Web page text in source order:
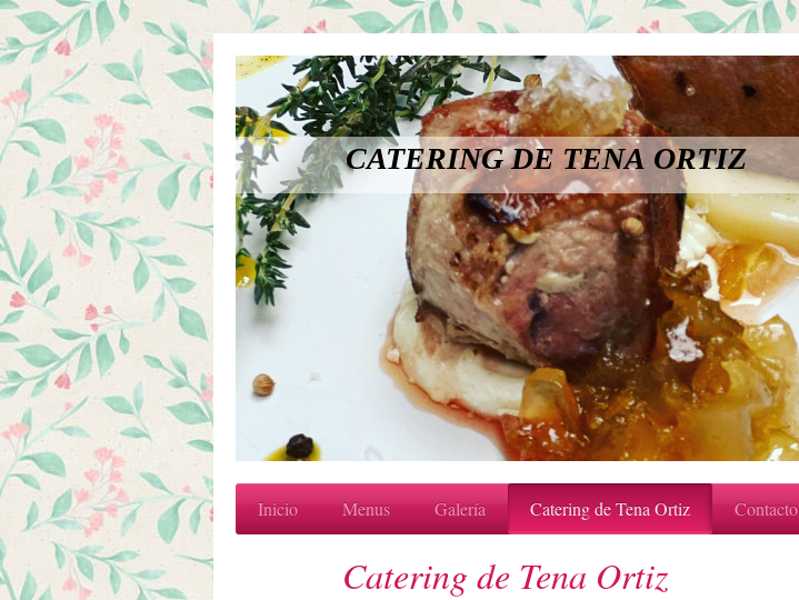
CATERING DE TENA ORTIZ
Inicio Menus Galería Catering de Tena Ortiz Contacto
Catering de Tena Ortiz